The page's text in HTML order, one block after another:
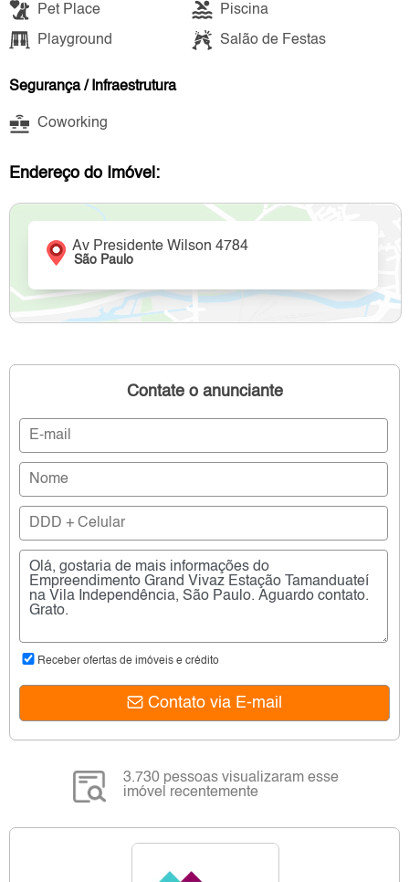
Pet Place
Piscina
Playground Salão de Festas
Segurança / Infraestrutura
Coworking
Endereço do Imóvel:
Av Presidente Wilson 4784
São Paulo
Contate o anunciante
Receber ofertas de imóveis e crédito
Contato via E-mail
3.730 pessoas visualizaram esse
imóvel recentemente